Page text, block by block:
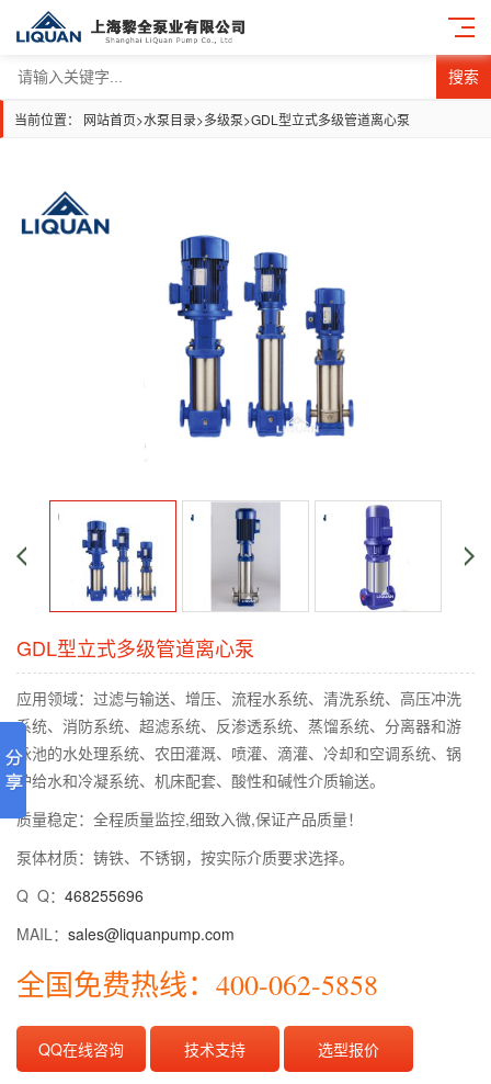
搜索
当前位置： 网站首页>水泵目录>多级泵>GDL型立式多级管道离心泵
GDL型立式多级管道离心泵
应用领域：过滤与输送、增压、流程水系统、清洗系统、高压冲洗
系统、消防系统、超滤系统、反渗透系统、蒸馏系统、分离器和游
泳池的水处理系统、农田灌溉、喷灌、滴灌、冷却和空调系统、锅
炉给水和冷凝系统、机床配套、酸性和碱性介质输送。
质量稳定：全程质量监控,细致入微,保证产品质量！
泵体材质：铸铁、不锈钢，按实际介质要求选择。
Q Q： 468255696
MAIL： sales@liquanpump.com
全国免费热线：400-062-5858
QQ在线咨询 技术支持 选型报价